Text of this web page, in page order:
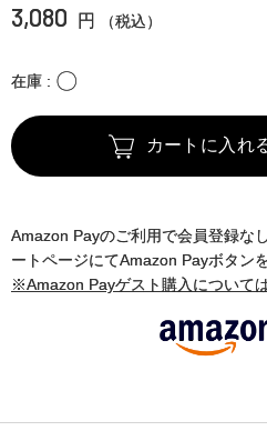
3,080 円 （税込）
在庫 〇
カートに入れ
Amazon Payのご利用で会員登録な
ートページにてAmazon Payボタン
※Amazon Payゲスト購入について